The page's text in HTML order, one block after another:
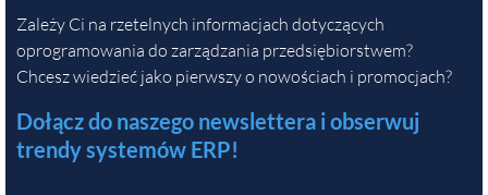
Zależy Ci na rzetelnych informacjach dotyczących
oprogramowania do zarządzania przedsiębiorstwem?
Chcesz wiedzieć jako pierwszy o nowościach i promocjach?
Dołącz do naszego newslettera i obserwuj
trendy systemów ERP!